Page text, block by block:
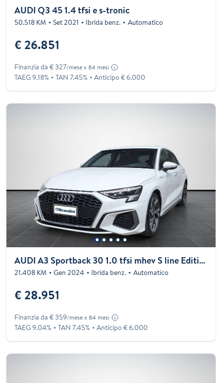
AUDI Q3 45 1.4 tfsi e s-tronic
50.518 KM Set 2021 Ibrida benz. Automatico
€ 26.851
Finanzia da € 327/mese x 84 mesi
TAEG 9.18% TAN 7.45% Anticipo € 6.000
AUDI A3 Sportback 30 1.0 tfsi mhev S line Edition s-tronic
21.408 KM Gen 2024 Ibrida benz. Automatico
€ 28.951
Finanzia da € 359/mese x 84 mesi
TAEG 9.04% TAN 7.45% Anticipo € 6.000